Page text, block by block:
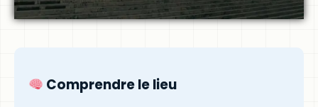
Comprendre le lieu